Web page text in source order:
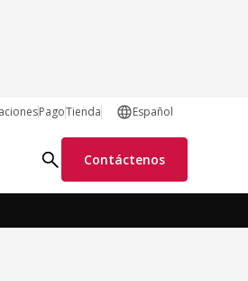
PagoTienda Español
Contáctenos
Solicitar información